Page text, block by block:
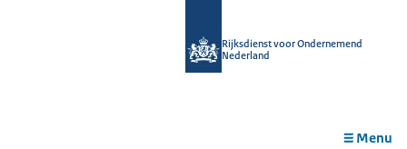
Rijksdienst voor Ondernemend
Nederland
Menu